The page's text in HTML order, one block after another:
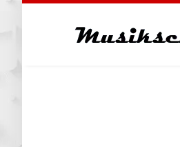
content